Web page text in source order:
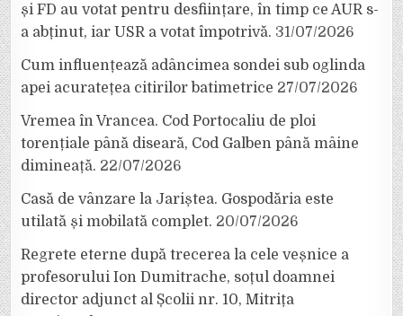
și FD au votat pentru desființare, în timp ce AUR s-
a abținut, iar USR a votat împotrivă. 31/07/2026
Cum influențează adâncimea sondei sub oglinda
apei acuratețea citirilor batimetrice 27/07/2026
Vremea în Vrancea. Cod Portocaliu de ploi
torențiale până diseară, Cod Galben până mâine
dimineață. 22/07/2026
Casă de vânzare la Jariștea. Gospodăria este
utilată și mobilată complet. 20/07/2026
Regrete eterne după trecerea la cele veșnice a
profesorului Ion Dumitrache, soțul doamnei
director adjunct al Școlii nr. 10, Mitrița